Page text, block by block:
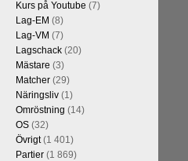
Kurs på Youtube (7)
Lag-EM (8)
Lag-VM (7)
Lagschack(20)
Mästare (3)
Matcher(29)
Näringsliv(1)
Omröstning (14)
OS(32)
Övrigt(1 401)
Partier(1 869)